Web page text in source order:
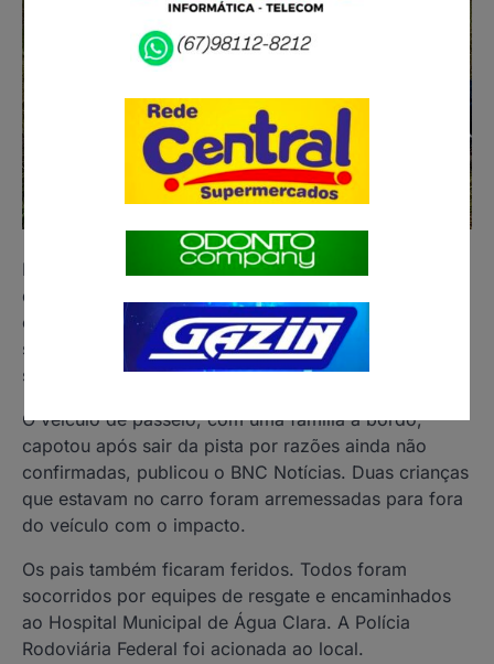
Duas crianças foram arremessadas de um veículo
durante
entre
Água Clara eTrês Lagoas, na tarde desta
segunda-feira (26). Ainda não se sabe o estado de
saúde delas.
O veículo de passeio, com uma família a bordo,
capotou após sair da pista por razões ainda não
confirmadas, publicou o BNC Notícias. Duas crianças
que estavam no carro foram arremessadas para fora
do veículo com o impacto.
Os pais também ficaram feridos. Todos foram
socorridos por equipes de resgate e encaminhados
ao Hospital Municipal de Água Clara. A Polícia
Rodoviária Federal foi acionada ao local.